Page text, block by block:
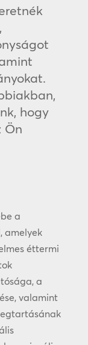
hogy
Ön
a
amelyek
éttermi
a
valamint